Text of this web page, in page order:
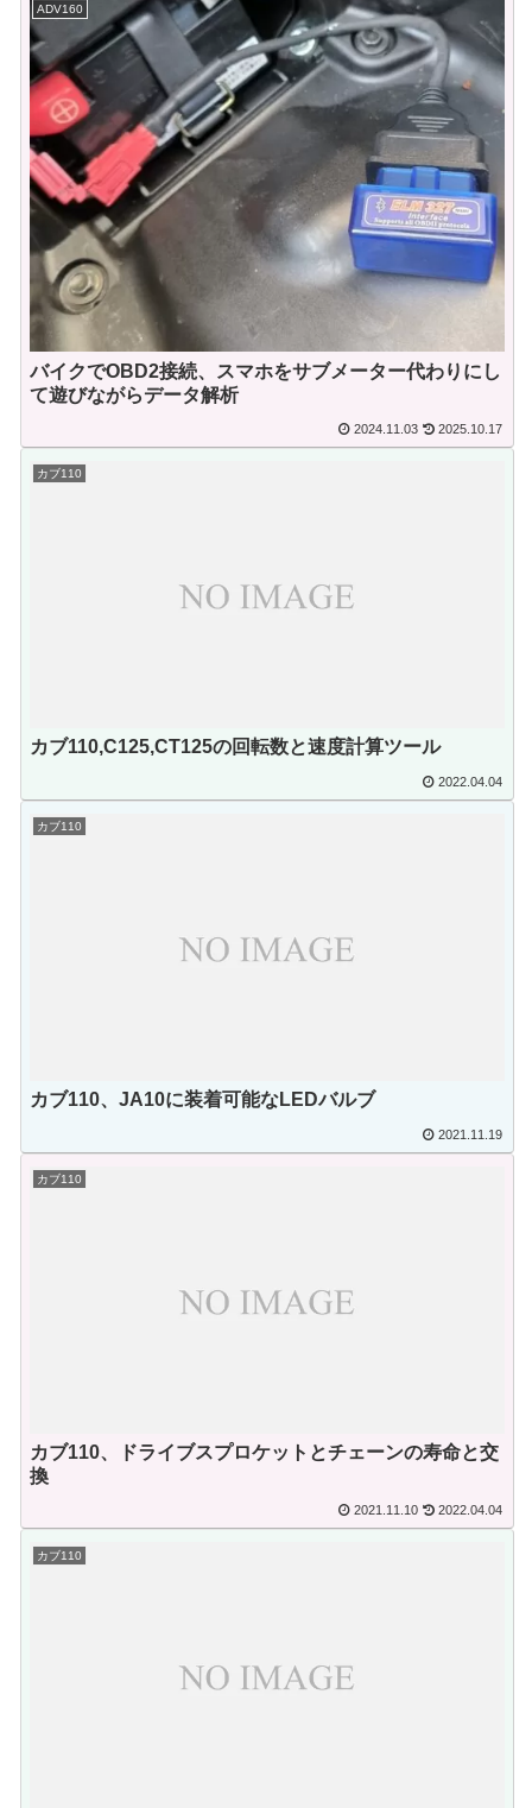
ADV160
バイクでOBD2接続、スマホをサブメーター代わりにし
て遊びながらデータ解析
2024.11.03 2025.10.17
カブ110
カブ110,C125,CT125の回転数と速度計算ツール
2022.04.04
カブ110
カブ110、JA10に装着可能なLEDバルブ
2021.11.19
カブ110
カブ110、ドライブスプロケットとチェーンの寿命と交
換
2021.11.10 2022.04.04
カブ110